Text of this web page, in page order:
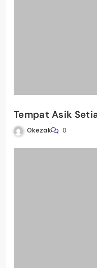
Tempat Asik
Okezak 0